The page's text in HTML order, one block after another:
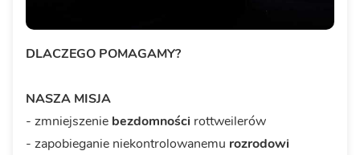
DLACZEGO POMAGAMY?
NASZA MISJA
- zmniejszenie bezdomności rottweilerów
- zapobieganie niekontrolowanemu rozrodowi